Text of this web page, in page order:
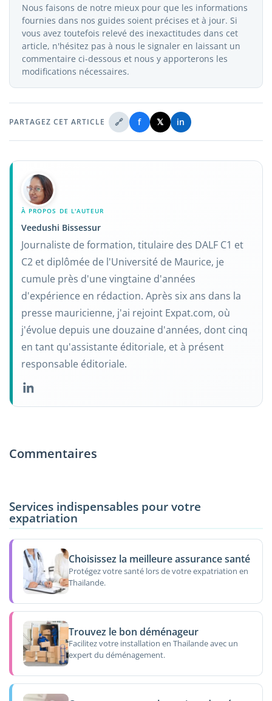
Nous faisons de notre mieux pour que les informations
fournies dans nos guides soient précises et à jour. Si
vous avez toutefois relevé des inexactitudes dans cet
article, n'hésitez pas à nous le signaler en laissant un
commentaire ci-dessous et nous y apporterons les
modifications nécessaires.
PARTAGEZ CET ARTICLE 🔗 f 𝕏 in
À PROPOS DE L'AUTEUR
Veedushi Bissessur
Journaliste de formation, titulaire des DALF C1 et
C2 et diplômée de l'Université de Maurice, je
cumule près d'une vingtaine d'années
d'expérience en rédaction. Après six ans dans la
presse mauricienne, j'ai rejoint Expat.com, où
j'évolue depuis une douzaine d'années, dont cinq
en tant qu'assistante éditoriale, et à présent
responsable éditoriale.
Commentaires
Services indispensables pour votre
expatriation
Choisissez la meilleure assurance santé
Protégez votre santé lors de votre expatriation en
Thailande.
Trouvez le bon déménageur
Facilitez votre installation en Thailande avec un
expert du déménagement.